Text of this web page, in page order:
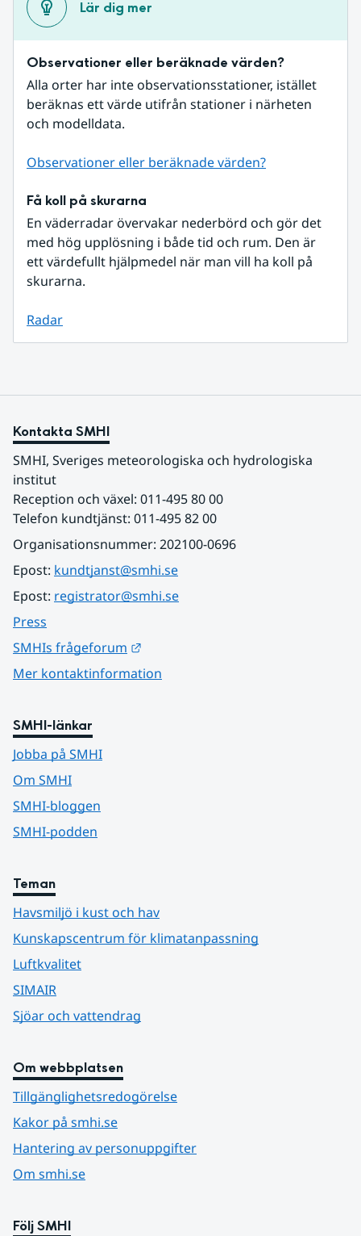
Lär dig mer
Observationer eller beräknade värden?
Alla orter har inte observationsstationer, istället
beräknas ett värde utifrån stationer i närheten
och modelldata.
Observationer eller beräknade värden?
Få koll på skurarna
En väderradar övervakar nederbörd och gör det
med hög upplösning i både tid och rum. Den är
ett värdefullt hjälpmedel när man vill ha koll på
skurarna.
Radar
Kontakta SMHI
SMHI, Sveriges meteorologiska och hydrologiska
institut
Reception och växel: 011-495 80 00
Telefon kundtjänst: 011-495 82 00
Organisationsnummer: 202100-0696
Epost: kundtjanst@smhi.se
Epost: registrator@smhi.se
Press
SMHIs frågeforum
Mer kontaktinformation
SMHI-länkar
Jobba på SMHI
Om SMHI
SMHI-bloggen
SMHI-podden
Teman
Havsmiljö i kust och hav
Kunskapscentrum för klimatanpassning
Luftkvalitet
SIMAIR
Sjöar och vattendrag
Om webbplatsen
Tillgänglighetsredogörelse
Kakor på smhi.se
Hantering av personuppgifter
Om smhi.se
Följ SMHI